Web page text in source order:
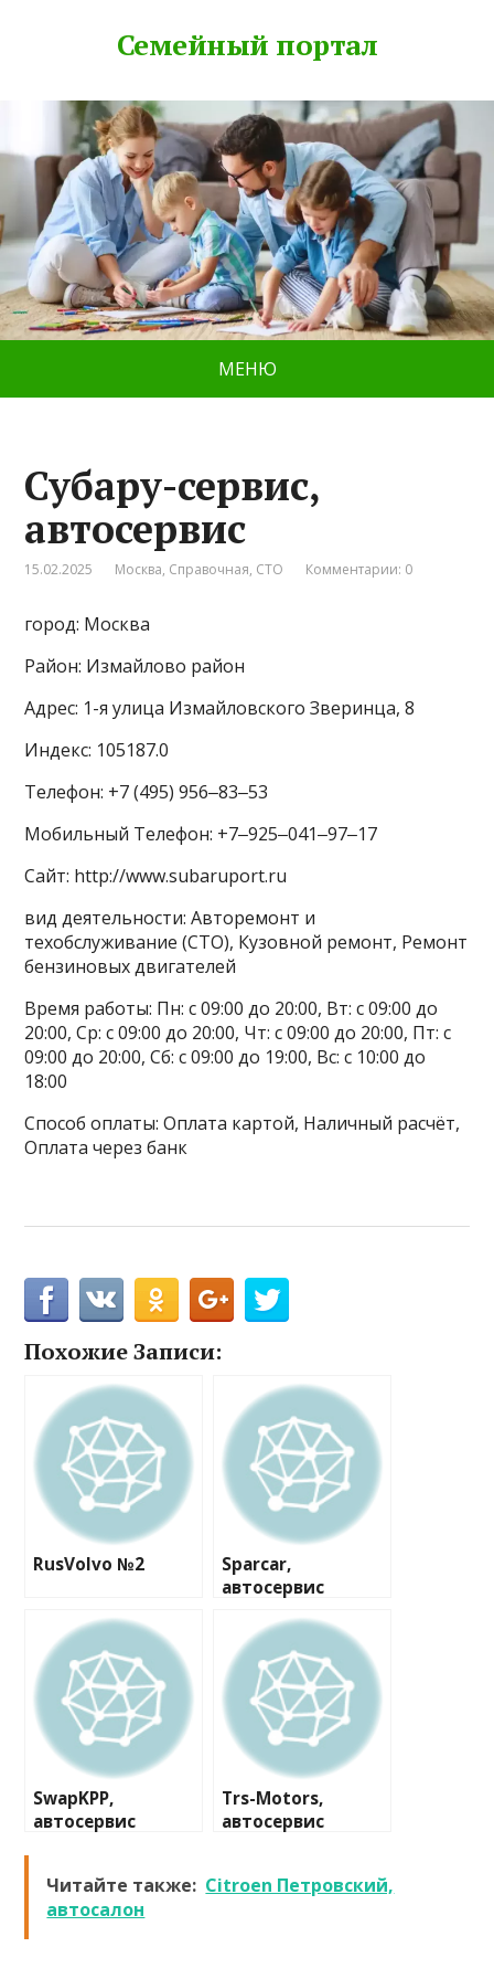
Семейный портал
МЕНЮ
Субару-сервис,
автосервис
15.02.2025 Москва, Справочная, СТО Комментарии: 0
город: Москва
Район: Измайлово район
Адрес: 1-я улица Измайловского Зверинца, 8
Индекс: 105187.0
Телефон: +7 (495) 956‒83‒53
Мобильный Телефон: +7‒925‒041‒97‒17
Сайт: http://www.subaruport.ru
вид деятельности: Авторемонт и
техобслуживание (СТО), Кузовной ремонт, Ремонт
бензиновых двигателей
Время работы: Пн: с 09:00 до 20:00, Вт: с 09:00 до
20:00, Ср: с 09:00 до 20:00, Чт: с 09:00 до 20:00, Пт: с
09:00 до 20:00, Сб: с 09:00 до 19:00, Вс: с 10:00 до
18:00
Способ оплаты: Оплата картой, Наличный расчёт,
Оплата через банк
Похожие Записи:
RusVolvo №2
Sparcar,
автосервис
SwapKPP,
автосервис
Trs-Motors,
автосервис
Читайте также: Citroen Петровский,
автосалон